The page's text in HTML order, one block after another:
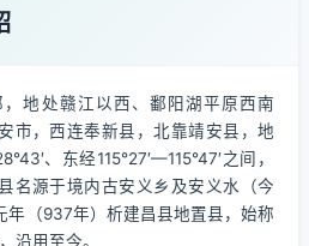
地处赣江以西、鄱阳湖平原西南
市，西连奉新县，北靠靖安县，地
、东经115°27′—115°47′之间，
名源于境内古安义乡及安义水（今
年（937年）析建昌县地置县，始称
沿用至今。